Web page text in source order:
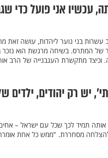
עכשיו אני פועל כדי
בני נוער ליהדות, עושה זאת
היה לפני 20 שנה מן העבר האחר של המתרס. בשיחה מרגשת הוא
וכיצד מתקשרת העגבנייה של הרב
יש רק יהודים, ילדים
אותה תמיד לכך שכל עם ישראל –
וחרדים – שמונה היום 7000 זוגות - זכתה להצלחה מסחררת. "ממש כל אחת